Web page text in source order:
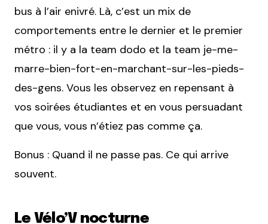
bus à l’air enivré. Là, c’est un mix de
comportements entre le dernier et le premier
métro : il y a la team dodo et la team je-me-
marre-bien-fort-en-marchant-sur-les-pieds-
des-gens. Vous les observez en repensant à
vos soirées étudiantes et en vous persuadant
que vous, vous n’étiez pas comme ça.
Bonus : Quand il ne passe pas. Ce qui arrive
souvent.
Le Vélo’V nocturne